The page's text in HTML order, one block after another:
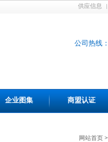
供应信息
公司热线：
企业图集 商盟认证
网站首页 >